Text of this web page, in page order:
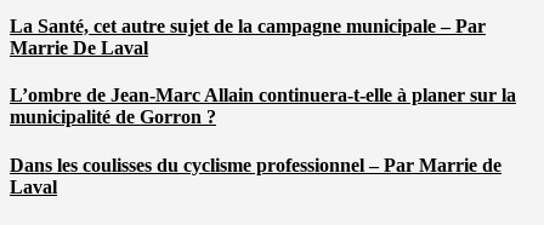
La Santé, cet autre sujet de la campagne municipale – Par
Marrie De Laval
L’ombre de Jean-Marc Allain continuera-t-elle à planer sur la
municipalité de Gorron ?
Dans les coulisses du cyclisme professionnel – Par Marrie de
Laval